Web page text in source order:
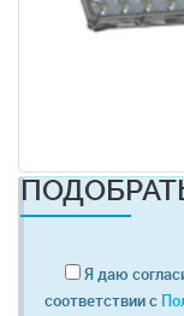
Я даю
соответствии с